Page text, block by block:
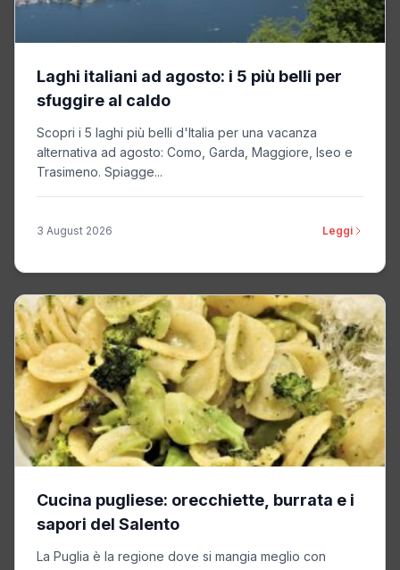
Laghi italiani ad agosto: i 5 più belli per
sfuggire al caldo
Scopri i 5 laghi più belli d'Italia per una vacanza
alternativa ad agosto: Como, Garda, Maggiore, Iseo e
Trasimeno. Spiagge...
3 August 2026 Leggi
Cucina pugliese: orecchiette, burrata e i
sapori del Salento
La Puglia è la regione dove si mangia meglio con